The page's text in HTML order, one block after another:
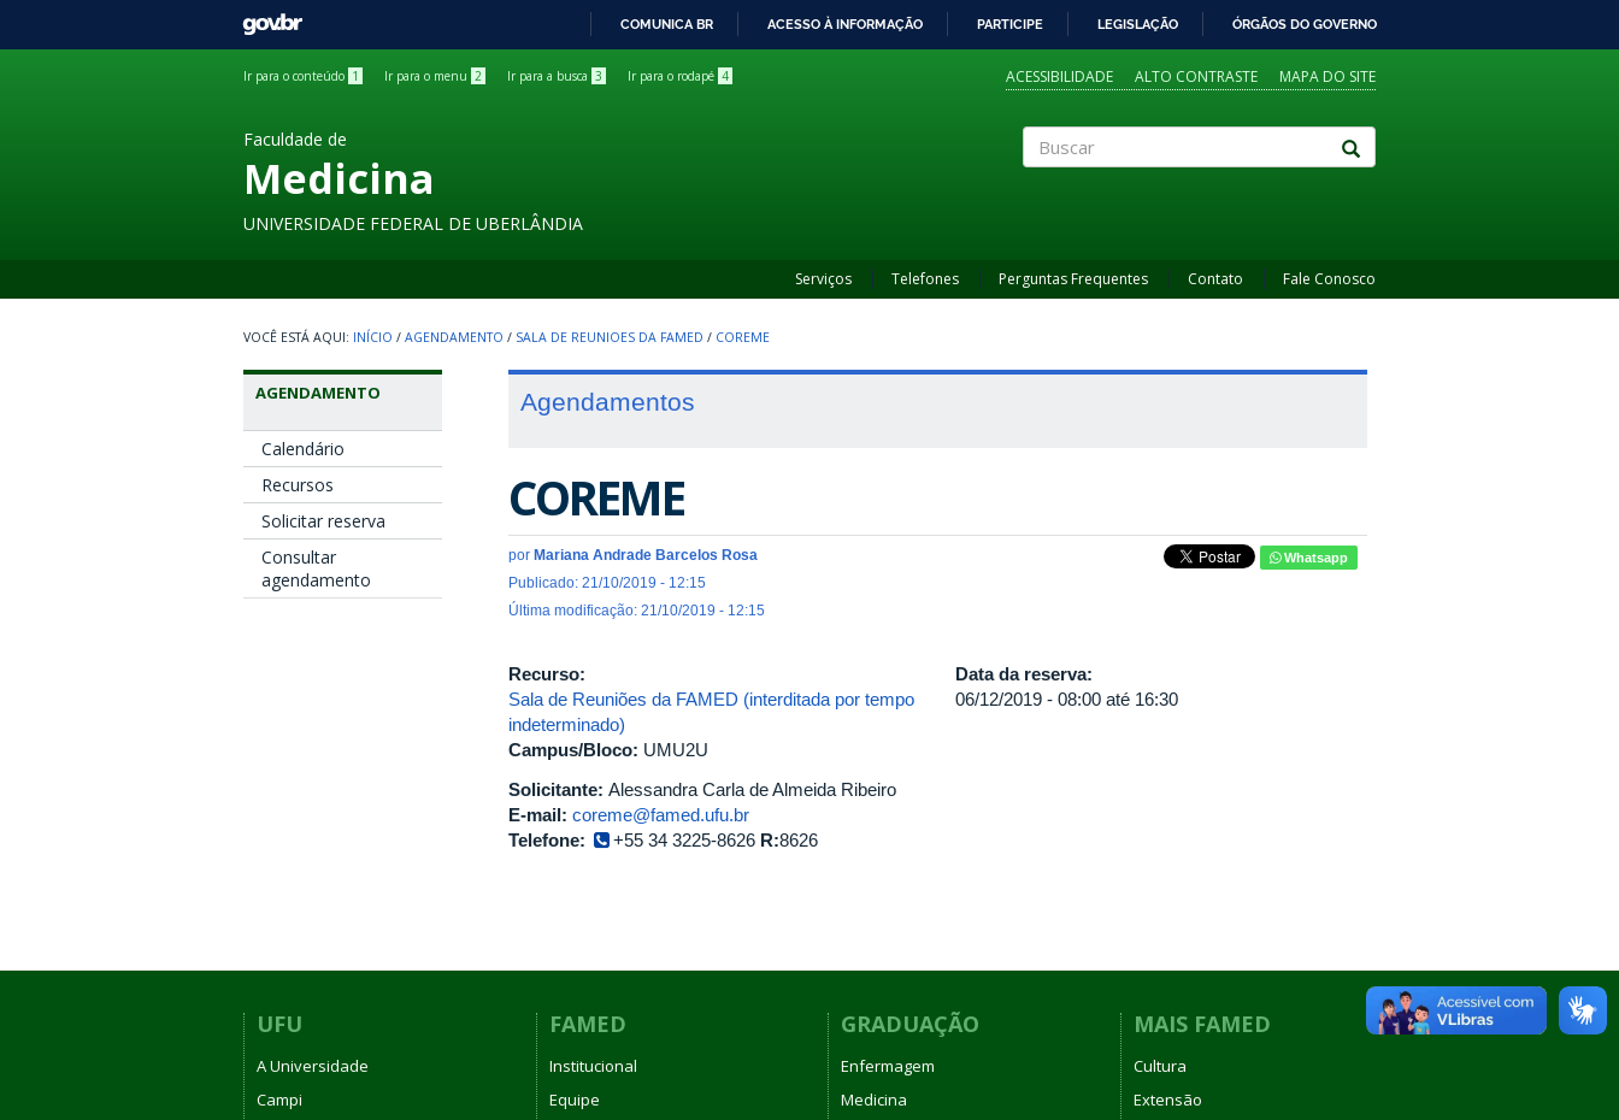
GOVBR
COMUNICA BR ACESSO À INFORMAÇÃO PARTICIPE LEGISLAÇÃO ÓRGÃOS DO GOVERNO
Ir para o conteúdo 1 Ir para o menu 2 Ir para a busca 3 Ir para o rodapé 4 ACESSIBILIDADE ALTO CONTRASTE MAPA DO SITE
Faculdade de
Medicina
UNIVERSIDADE FEDERAL DE UBERLÂNDIA
Serviços Telefones Perguntas Frequentes Contato Fale Conosco
INÍCIO / AGENDAMENTO / SALA DE REUNIOES DA FAMED / COREME
AGENDAMENTO
Calendário
Recursos
Solicitar reserva
Consultar
agendamento
Agendamentos
COREME
por Mariana Andrade Barcelos Rosa
Publicado: 21/10/2019 - 12:15
Última modificação: 21/10/2019 - 12:15
Whatsapp
Recurso:
Sala de Reuniões da FAMED (interditada por tempo
indeterminado)
Campus/Bloco: UMU2U
Solicitante: Alessandra Carla de Almeida Ribeiro
E-mail: coreme@famed.ufu.br
Telefone:
+55 34 3225-8626 R:8626
Data da reserva:
06/12/2019 -08:00 até 16:30
UFU
A Universidade
Campi
FAMED
Institucional
Equipe
GRADUAÇÃO
Enfermagem
Medicina
MAIS FAMED
Cultura
Extensão